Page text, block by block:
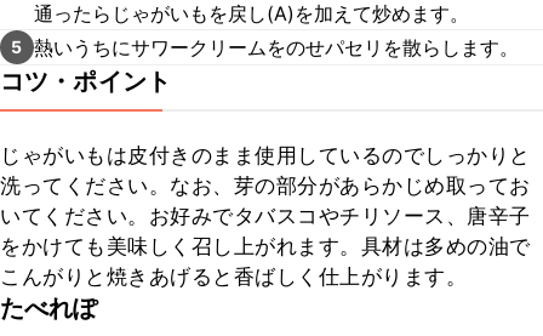
通ったらじゃがいもを戻し(A)を加えて炒めます。
5 熱いうちにサワークリームをのせパセリを散らします。
コツ・ポイント
じゃがいもは皮付きのまま使用しているのでしっかりと
洗ってください。なお、芽の部分があらかじめ取ってお
いてください。お好みでタバスコやチリソース、唐辛子
をかけても美味しく召し上がれます。具材は多めの油で
こんがりと焼きあげると香ばしく仕上がります。
たべれぽ